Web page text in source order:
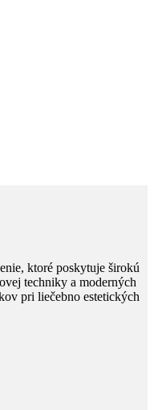
ktoré poskytuje širokú
techniky a moderných
pri liečebno estetických